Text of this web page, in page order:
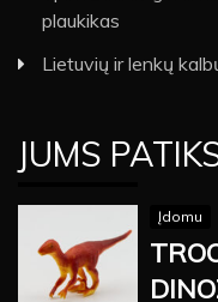
plaukikas
Lietuvių ir lenkų
JUMS
Įdomu